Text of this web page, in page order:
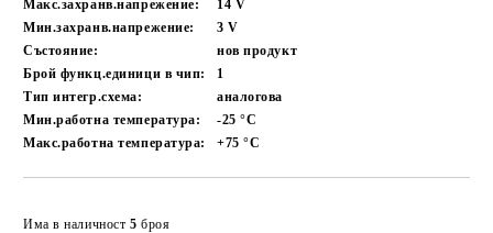
Макс.захранв.напрежение:
14 V
Мин.захранв.напрежение:
3V
Състояние:
нов продукт
Брой функц.единици в чип:
1
Тип интегр.схема:
аналогова
Мин.работна температура:
-25°C
Макс.работна температура:
+75°C
Има в наличност 5 броя